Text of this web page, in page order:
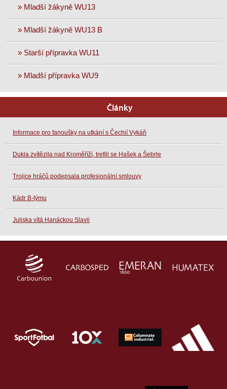
» Mladší žákyně WU13
» Mladší žákyně WU13 B
» Starší přípravka WU11
» Mladší přípravka WU9
Články
Informace pro fanoušky na utkání s Čechií Vykáň
Dukla zvítězila nad Kroměříží, trefili se Hašek a Šebrle
Trojice hráčů podepsala profesionální smlouvy
Kádr B-týmu
Juliska vítá Hanáckou Slavii